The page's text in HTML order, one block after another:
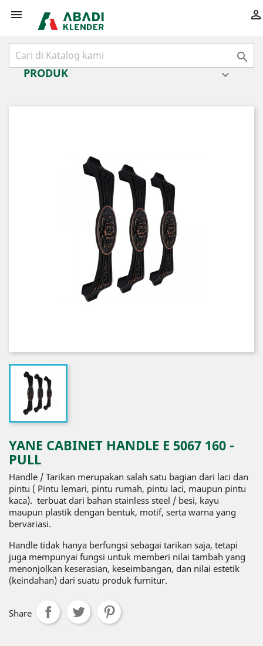
 

PRODUK

YANE CABINET HANDLE E 5067 160 -
PULL
Handle / Tarikan merupakan salah satu bagian dari laci dan
pintu ( Pintu lemari, pintu rumah, pintu laci, maupun pintu
kaca). terbuat dari bahan stainless steel / besi, kayu
maupun plastik dengan bentuk, motif, serta warna yang
bervariasi.
Handle tidak hanya berfungsi sebagai tarikan saja, tetapi
juga mempunyai fungsi untuk memberi nilai tambah yang
menonjolkan keserasian, keseimbangan, dan nilai estetik
(keindahan) dari suatu produk furnitur.
Share